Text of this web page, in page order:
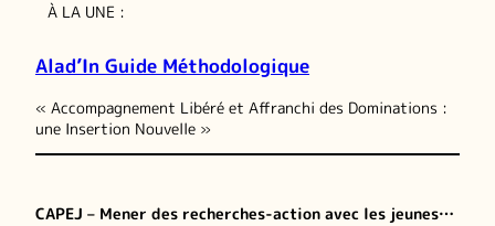
À LA UNE :
Alad’In Guide Méthodologique
« Accompagnement Libéré et Affranchi des Dominations :
une Insertion Nouvelle »
CAPEJ – Mener des recherches-action avec les jeunes…